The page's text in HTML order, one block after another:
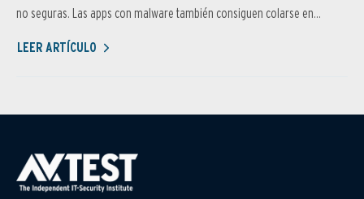
no seguras. Las apps con malware también consiguen colarse en...
LEER ARTÍCULO